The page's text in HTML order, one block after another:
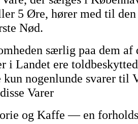
5 Øre, hører med til
Nød.
særlig paa dem af
i Landet ere
nogenlunde svarer til
Varer
og Kaffe — en